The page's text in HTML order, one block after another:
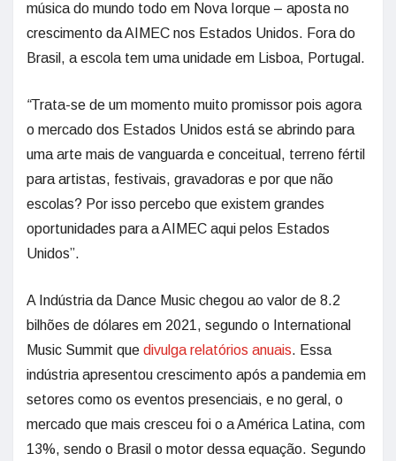
música do mundo todo em Nova Iorque – aposta no
crescimento da AIMEC nos Estados Unidos. Fora do
Brasil, a escola tem uma unidade em Lisboa, Portugal.
“Trata-se de um momento muito promissor pois agora
o mercado dos Estados Unidos está se abrindo para
uma arte mais de vanguarda e conceitual, terreno fértil
para artistas, festivais, gravadoras e por que não
escolas? Por isso percebo que existem grandes
oportunidades para a AIMEC aqui pelos Estados
Unidos”.
A Indústria da Dance Music chegou ao valor de 8.2
bilhões de dólares em 2021, segundo o International
Music Summit que divulga relatórios anuais. Essa
indústria apresentou crescimento após a pandemia em
setores como os eventos presenciais, e no geral, o
mercado que mais cresceu foi o a América Latina, com
13%, sendo o Brasil o motor dessa equação. Segundo